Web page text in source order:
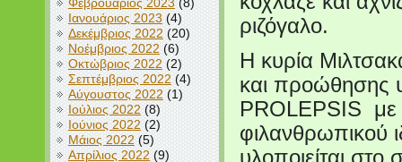
Ιανουάριος 2023 (4)
Δεκέμβριος 2022 (20)
Νοέμβριος 2022 (6)
Οκτώβριος 2022 (2)
Σεπτέμβριος 2022 (4)
Αύγουστος 2022 (1)
Ιούλιος 2022 (8)
Ιούνιος 2022 (2)
Μάιος 2022 (5)
Απρίλιος 2022 (9)
ριζόγαλο.
Η κυρία
και προώθησης
PROLEPSIS με
φιλανθρωπικού